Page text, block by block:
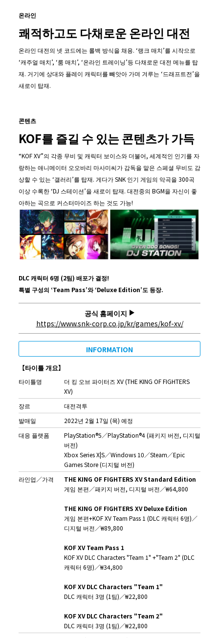
온라인
쾌적하고도 다채로운 온라인 대전
온라인 대전의 넷 코드에는 롤백 방식을 채용. ‘랭크 매치’를 시작으로
‘캐주얼 매치’, ‘룸 매치’, ‘온라인 트레이닝’등 다채로운 대전 메뉴를 탑
재. 거기에 상대와 플레이 캐릭터를 빼앗아 가며 겨루는 ‘드래프트전’을
새로이 탑재.
콘텐츠
KOF를 즐길 수 있는 콘텐츠가 가득
“KOF XV”의 각종 무비 및 캐릭터 보이스와 더불어, 세계적인 인기를 자
랑하는 애니메이터 오오바리 마사미씨가 감독을 맡은 스페셜 무비도 감
상할 수 있는 ‘갤러리’를 탑재. 게다가 SNK 인기 게임의 악곡을 300곡
이상 수록한 ‘DJ 스테이션’을 새로이 탑재. 대전중의 BGM을 자신이 좋
아하는 곡으로 커스터마이즈 하는 것도 가능!
DLC캐릭터 6명 (2팀) 배포가 결정!
특별 구성의 ‘Team Pass’와‘Deluxe Edition’도 등장.
공식 홈페이지
https://www.snk-corp.co.jp/kr/games/kof-xv/
INFORMATION
【타이틀개요】
타이틀명
더 킹 오브 파이터즈 XV (THE KING OF FIGHTERS
XV)
장르
대전격투
발매일
2022년 2월 17일 (목) 예정
대응 플랫폼
PlayStation®5／PlayStation®4 (패키지 버전, 디지털
버전)
Xbox Series X|S／Windows 10／Steam／Epic
Games Store (디지털 버전)
라인업／가격
THE KING OF FIGHTERS XV Standard Edition
게임 본편／패키지 버전, 디지털 버전／₩64,800
THE KING OF FIGHTERS XV Deluxe Edition
게임 본편+KOF XV Team Pass 1 (DLC 캐릭터 6명)／
디지털 버전／₩89,800
KOF XV Team Pass 1
KOF XV DLC Characters "Team 1" +"Team 2" (DLC
캐릭터 6명)／₩34,800
KOF XV DLC Characters "Team 1"
DLC 캐릭터 3명 (1팀)／₩22,800
KOF XV DLC Characters "Team 2"
DLC 캐릭터 3명 (1팀)／₩22,800